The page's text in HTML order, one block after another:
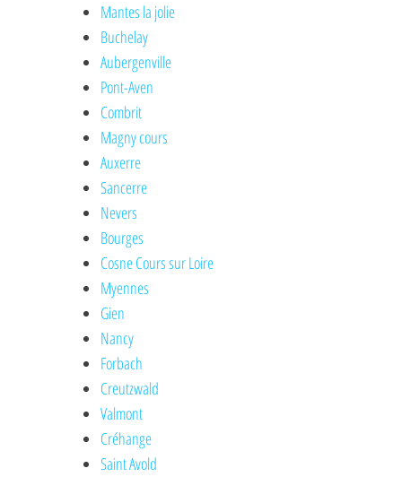
Mantes la jolie
Buchelay
Aubergenville
Pont-Aven
Combrit
Magny cours
Auxerre
Sancerre
Nevers
Bourges
Cosne Cours sur Loire
Myennes
Gien
Nancy
Forbach
Creutzwald
Valmont
Créhange
Saint Avold